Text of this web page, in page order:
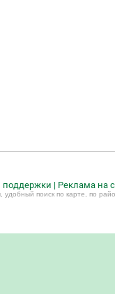
поддержки | Реклама на
удобный поиск по карте, по